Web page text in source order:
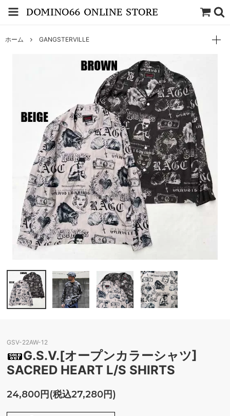
ホーム GANGSTERVILLE
GSV-22AW-12
G.S.V.[オープンカラーシャツ]
SACRED HEART L/S SHIRTS
24,800円(税込27,280円)